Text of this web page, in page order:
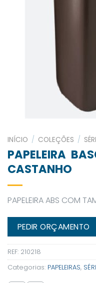
INÍCIO / COLEÇÕES /
PAPELEIRA
CASTANHO
PAPELEIRA ABS COM
PEDIR ORÇAMENTO
REF: 210218
Categorias: PAPELEIRAS,